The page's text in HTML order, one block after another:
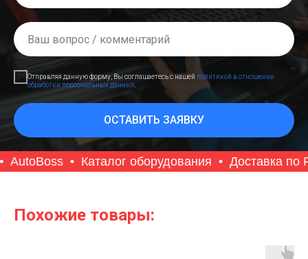
Отправляя данную форму, Вы соглашаетесь с нашей политикой в отношении
обработки персональных данных.
ОСТАВИТЬ ЗАЯВКУ
AutoBoss Каталог оборудования Доставка по
Похожие товары: